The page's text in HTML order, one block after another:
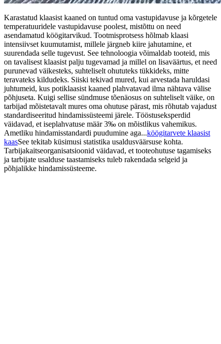
Karastatud klaasist kaaned on tuntud oma vastupidavuse ja kõrgetele
temperatuuridele vastupidavuse poolest, mistõttu on need
asendamatud köögitarvikud. Tootmisprotsess hõlmab klaasi
intensiivset kuumutamist, millele järgneb kiire jahutamine, et
suurendada selle tugevust. See tehnoloogia võimaldab tooteid, mis
on tavalisest klaasist palju tugevamad ja millel on lisaväärtus, et need
purunevad väikesteks, suhteliselt ohututeks tükkideks, mitte
teravateks kildudeks. Siiski tekivad mured, kui arvestada haruldasi
juhtumeid, kus potiklaasist kaaned plahvatavad ilma nähtava välise
põhjuseta. Kuigi sellise sündmuse tõenäosus on suhteliselt väike, on
tarbijad mõistetavalt mures oma ohutuse pärast, mis rõhutab vajadust
standardiseeritud hindamissüsteemi järele. Tööstuseksperdid
väidavad, et iseplahvatuse määr 3‰ on mõistlikus vahemikus.
Ametliku hindamisstandardi puudumine aga...köögitarvete klaasist
kaasSee tekitab küsimusi statistika usaldusväärsuse kohta.
Tarbijakaitseorganisatsioonid väidavad, et tooteohutuse tagamiseks
ja tarbijate usalduse taastamiseks tuleb rakendada selgeid ja
põhjalikke hindamissüsteeme.